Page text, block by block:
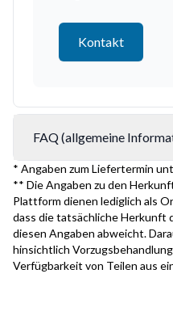
Kontakt
FAQ (allgemeine
* Angaben zum Liefertermin
** Die Angaben zu den
Plattform dienen lediglich als
dass die tatsächliche Herkunft
diesen Angaben abweicht.
hinsichtlich
Verfügbarkeit von Teilen aus